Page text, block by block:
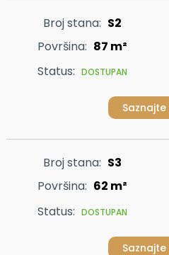
Broj stana: S2
Površina: 87 m²
Status: DOSTUPAN
Broj stana: S3
Površina: 62 m²
Status: DOSTUPAN